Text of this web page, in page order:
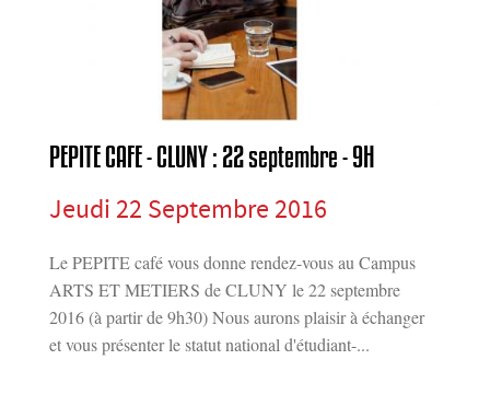
PEPITE CAFE - CLUNY : 22 septembre - 9H
Jeudi 22 Septembre 2016
Le PEPITE café vous donne rendez-vous au Campus
ARTS ET METIERS de CLUNY le 22 septembre
2016 (à partir de 9h30) Nous aurons plaisir à échanger
et vous présenter le statut national d'étudiant-...